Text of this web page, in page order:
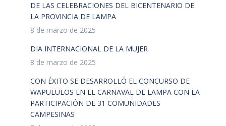
DE LAS CELEBRACIONES DEL BICENTENARIO DE
LA PROVINCIA DE LAMPA
8 de marzo de 2025
DIA INTERNACIONAL DE LA MUJER
8 de marzo de 2025
CON ÉXITO SE DESARROLLÓ EL CONCURSO DE
WAPULULOS EN EL CARNAVAL DE LAMPA CON LA
PARTICIPACIÓN DE 31 COMUNIDADES
CAMPESINAS